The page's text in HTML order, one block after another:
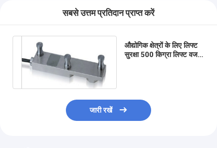
सबसे उत्तम प्रतिदान प्राप्त करें
औद्योगिक क्षेत्रों के लिए लिफ्ट
सुरक्षा 500 किग्रा लिफ्ट वजन
जारी रखें